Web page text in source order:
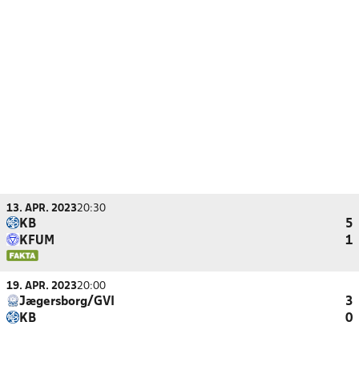
13. APR. 202320:30
KB
5
KFUM
1
19. APR. 202320:00
Jægersborg/GVI
3
KB
0